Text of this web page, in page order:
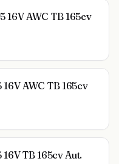
16V AWC TB 165cv
AWC TB 165cv
TB 165cv Aut.